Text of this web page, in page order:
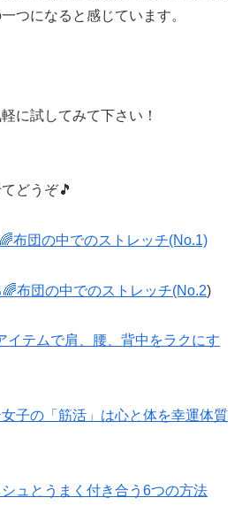
つになると感じています。
に試してみて下さい！
どうぞ🎵
布団の中でのストレッチ(No.1)
布団の中でのストレッチ(No.2)
イテムで肩、腰、背中をラクにす
子の「筋活」は心と体を幸運体質
ュとうまく付き合う6つの方法